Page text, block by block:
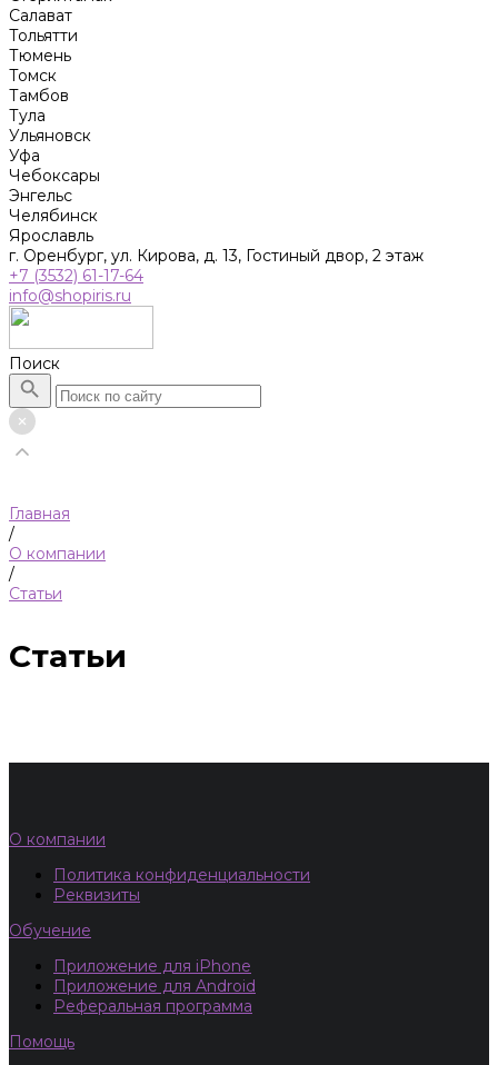
Салават
Тольятти
Тюмень
Томск
Тамбов
Тула
Ульяновск
Уфа
Чебоксары
Энгельс
Челябинск
Ярославль
г. Оренбург, ул. Кирова, д. 13, Гостиный двор, 2 этаж
+7 (3532) 61-17-64
info@shopiris.ru
Поиск
Главная
/
О компании
/
Статьи
Статьи
О компании
Политика конфиденциальности
Реквизиты
Обучение
Приложение для iPhone
Приложение для Android
Реферальная программа
Помощь